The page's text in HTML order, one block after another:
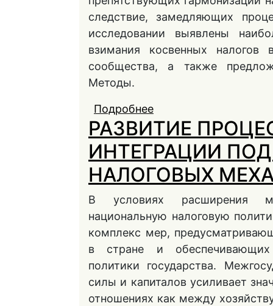
следствие, замедляющих
исследовании выявлены
взимания косвенных налогов
сообщества, а также
Методы.
Подробнее
СООБЩЕСТВЕ
РАЗВИТИЕ
ИНТЕГРАЦИИ
НАЛОГОВЫХ
В условиях расширения
национальную налоговую
комплекс мер,
в стране и обеспечивающих
политики государства.
силы и капиталов усиливает
отношениях как между